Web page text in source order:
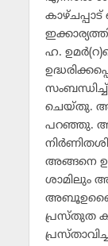
ഹ.
ചെയ്തു.
പറഞ്ഞു.
അങ്ങനെ
ശാമിലും
പ്രസ്തുത